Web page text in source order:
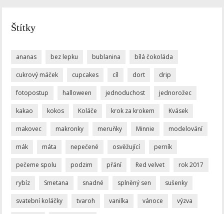
Štítky
ananas bez lepku bublanina bílá čokoláda
cukrový máček cupcakes cíl dort drip
fotopostup halloween jednoduchost jednorožec
kakao kokos Koláče krok za krokem Kvásek
makovec makronky meruňky Minnie modelování
mák máta nepečené osvěžující perník
pečeme spolu podzim přání Red velvet rok 2017
rybíz Smetana snadné splněný sen sušenky
svatební koláčky tvaroh vanilka vánoce výzva